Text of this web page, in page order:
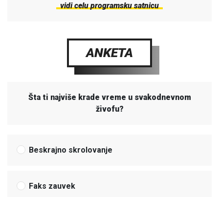
vidi celu programsku satnicu
ANKETA
Šta ti najviše krade vreme u svakodnevnom
živofu?
Beskrajno skrolovanje
Faks zauvek